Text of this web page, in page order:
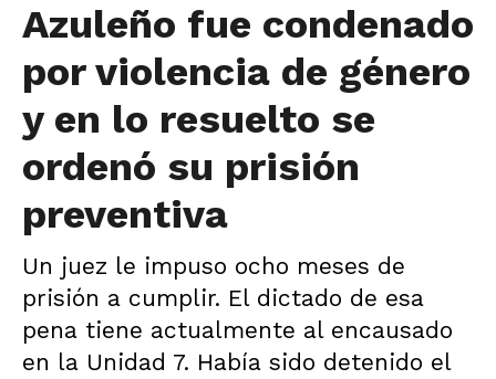
Azuleño fue condenado
por violencia de género
y en lo resuelto se
ordenó su prisión
preventiva
Un juez le impuso ocho meses de
prisión a cumplir. El dictado de esa
pena tiene actualmente al encausado
en la Unidad 7. Había sido detenido el